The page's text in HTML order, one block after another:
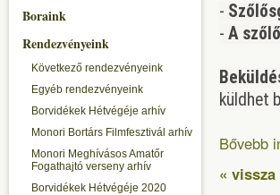
Boraink
Rendezvényeink
Következő rendezvényeink
Egyéb rendezvényeink
Borvidékek Hétvégéje arhív
Monori Bortárs Filmfesztivál arhív
Monori Meghívásos Amatőr
Fogathajtó verseny arhív
Borvidékek Hétvégéje 2020
-
- A
küldhet
Bővebb
« vissza